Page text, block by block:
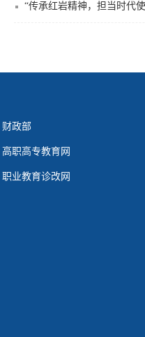
“传承红岩精神，担当时代
财政部
高职高专教育网
职业教育诊改网